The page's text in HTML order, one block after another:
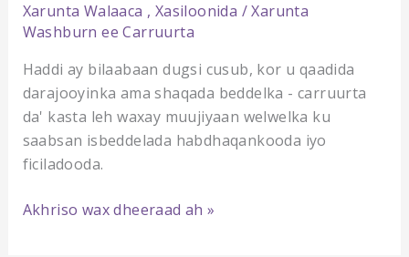
Xarunta Walaaca , Xasiloonida /Xarunta
Washburn ee Carruurta
Haddi ay bilaabaan dugsi cusub, kor u qaadida
darajooyinka ama shaqada beddelka - carruurta
da' kasta leh waxay muujiyaan welwelka ku
saabsan isbeddelada habdhaqankooda iyo
ficiladooda.
Talo
Akhriso wax dheeraad ah »